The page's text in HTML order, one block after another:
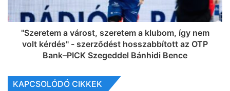
"Szeretem a várost, szeretem a klubom, így nem
volt kérdés" - szerződést hosszabbított az OTP
Bank–PICK Szegeddel Bánhidi Bence
KAPCSOLÓDÓ CIKKEK